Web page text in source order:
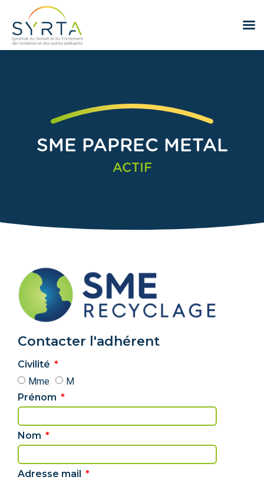
SME PAPREC METAL
ACTIF
Contacter l'adhérent
Civilité
Mme
M
Prénom
Nom
Adresse mail